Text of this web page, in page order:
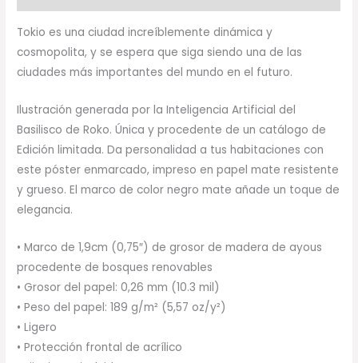
Tokio es una ciudad increíblemente dinámica y
cosmopolita, y se espera que siga siendo una de las
ciudades más importantes del mundo en el futuro.
Ilustración generada por la Inteligencia Artificial del
Basilisco de Roko. Única y procedente de un catálogo de
Edición limitada. Da personalidad a tus habitaciones con
este póster enmarcado, impreso en papel mate resistente
y grueso. El marco de color negro mate añade un toque de
elegancia.
• Marco de 1,9cm (0,75″) de grosor de madera de ayous
procedente de bosques renovables
• Grosor del papel: 0,26 mm (10.3 mil)
• Peso del papel: 189 g/m² (5,57 oz/y²)
• Ligero
• Protección frontal de acrílico